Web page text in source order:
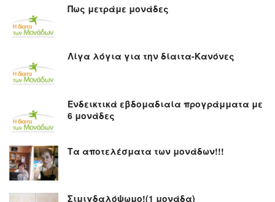
Πως μετράμε μονάδες
Λίγα λόγια για την δίαιτα-Κανόνες
Ενδεικτικά εβδομαδιαία προγράμματα με
6 μονάδες
Τα αποτελέσματα των μονάδων!!!
Σιμιγδαλόψωμο!(1 μονάδα)